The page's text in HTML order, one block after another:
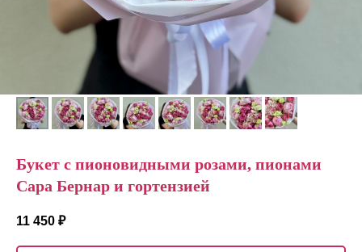
Букет с пионовидными розами, пионами
Сара Бернар и гортензией
11 450 ₽